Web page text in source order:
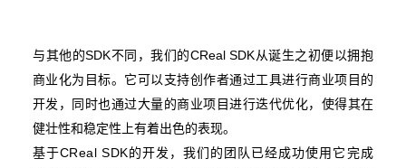
与其他的SDK不同，我们的CReal SDK从诞生之初便以拥抱
商业化为目标。它可以支持创作者通过工具进行商业项目的
开发，同时也通过大量的商业项目进行迭代优化，使得其在
健壮性和稳定性上有着出色的表现。
基于CReal SDK的开发，我们的团队已经成功使用它完成